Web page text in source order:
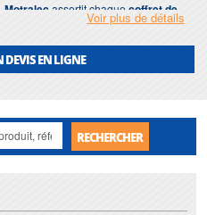
Motralecassortit chaque coffret de
qu'il doit piloter, pour les
et la remise en état lorsque le
Voir plus de détails
EN LIGNE
RECHERCHER